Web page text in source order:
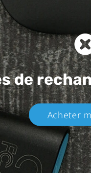
de
Acheter